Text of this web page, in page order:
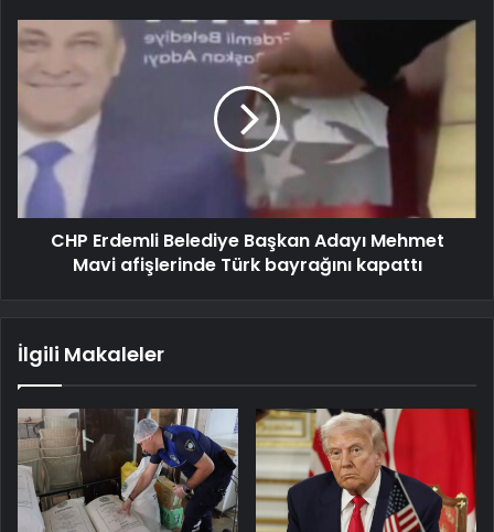
CHP Erdemli Belediye Başkan Adayı Mehmet
Mavi afişlerinde Türk bayrağını kapattı
İlgili Makaleler